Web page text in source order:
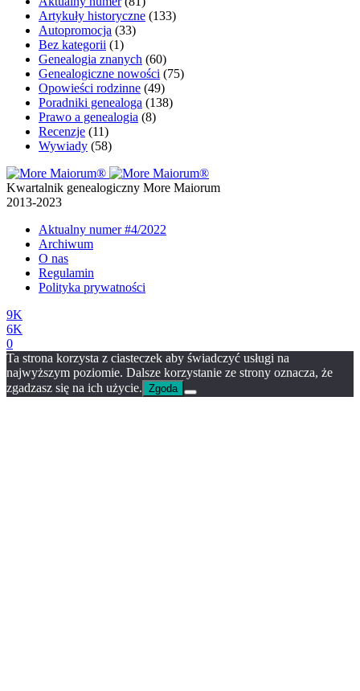
Artykuły historyczne (133)
Autopromocja (33)
Bez kategorii (1)
Genealogia znanych (60)
Genealogiczne nowości (75)
Opowieści rodzinne (49)
Poradniki genealoga (138)
Prawo a genealogia (8)
Recenzje (11)
Wywiady (58)
Kwartalnik genealogiczny More Maiorum
2013-2023
Aktualny numer#4/2022
Archiwum
O nas
Regulamin
Polityka prywatności
9K
6K
0
Ta strona korzysta z ciasteczek aby świadczyć usługi na
najwyższym poziomie. Dalsze korzystanie ze strony oznacza, że
zgadzasz się na ich użycie. Zgoda